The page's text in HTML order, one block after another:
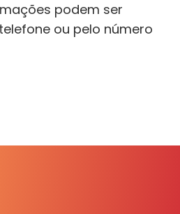
podem ser
ou pelo número